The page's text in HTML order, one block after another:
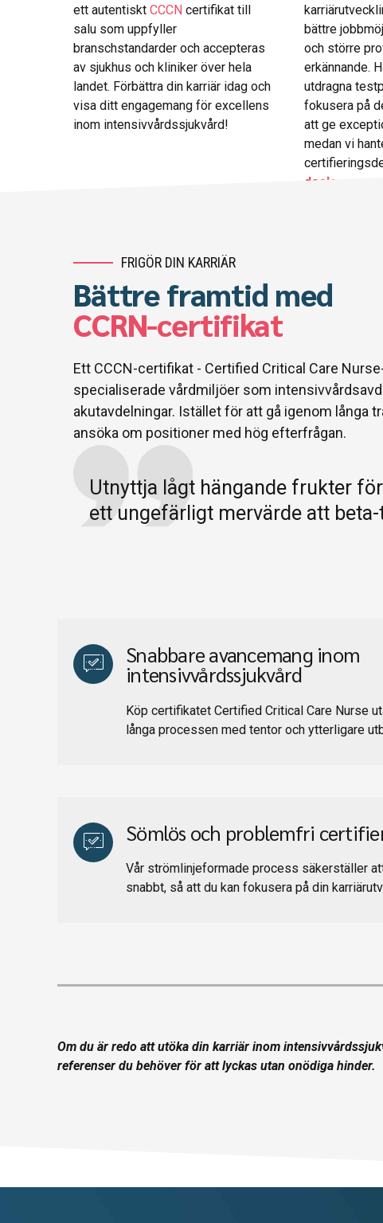
ett autentiskt CCCN certifikat till
salu som uppfyller
branschstandarder och accepteras
av sjukhus och kliniker över hela
landet. Förbättra din karriär idag och
visa ditt engagemang för excellens
inom intensivvårdssjukvård!
bättre
och större
erkännande.
utdragna
fokusera på
att ge
medan vi
deals
FRIGÖR DIN KARRIÄR
Bättre framtid med
CCRN-certifikat
Ett CCCN-certifikat - Certified Critical Care
specialiserade vårdmiljöer som
akutavdelningar. Istället för att gå igenom långa
ansöka om positioner med hög efterfrågan.
Utnyttja lågt hängande frukter
ett ungefärligt mervärde att
Snabbare avancemang inom
intensivvårdssjukvård
Köp certifikatet Certified Critical Care Nurse
långa processen med tentor och ytterligare
Sömlös och problemfri
Vår strömlinjeformade process säkerställer
snabbt, så att du kan fokusera på din
Om du är redo att utöka din karriär inom
referenser du behöver för att lyckas utan onödiga hinder.